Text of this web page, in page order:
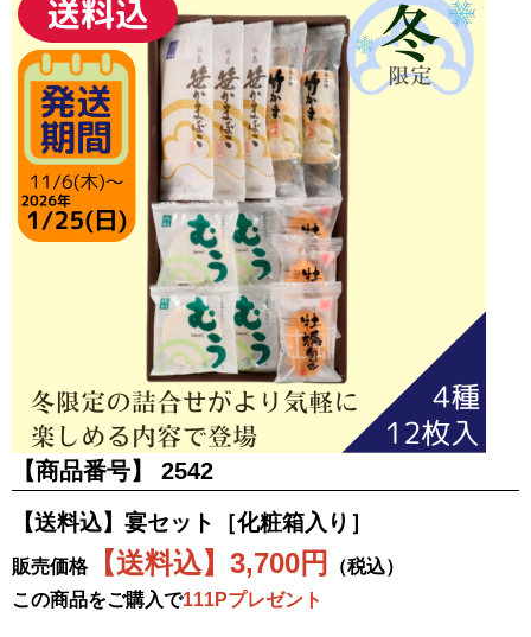
【商品番号】 2542
【送料込】宴セット［化粧箱入り］
販売価格【送料込】3,700円
（税込）
この商品をご購入で111Pプレゼント